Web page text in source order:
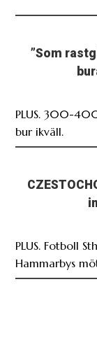
”Som
PLUS. 300-
bur ikväll.
PLUS. Fotboll
Hammarbys